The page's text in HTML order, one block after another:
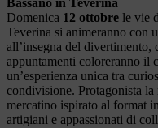
Bassano in Teverina
Domenica 12 ottobre le vie
Teverina si animeranno con
all’insegna del divertimento,
appuntamenti coloreranno il
un’esperienza unica tra
condivisione. Protagonista
mercatino ispirato al format
artigiani e appassionati di